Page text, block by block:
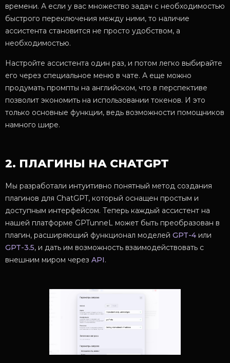
времени. А если у вас множество задач с необходимостью
быстрого переключения между ними, то наличие
ассистента становится не просто удобством, а
необходимостью.
Настройте ассистента один раз, и потом легко выбирайте
его через специальное меню в чате. А еще можно
продумать промпты на английском, что в перспективе
позволит экономить на использовании токенов. И это
только основные функции, ведь возможности помощников
намного шире.
2. ПЛАГИНЫ НА CHATGPT
Мы разработали интуитивно понятный метод создания
плагинов для ChatGPT, который оснащен простым и
доступным интерфейсом. Теперь каждый ассистент на
нашей платформе GPTunneL может быть преобразован в
плагин, расширяющий функционал моделей GPT-4 или
GPT-3.5, и дать им возможность взаимодействовать с
внешним миром через API.